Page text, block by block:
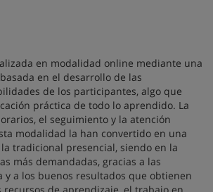
en modalidad online mediante una
en el desarrollo de las
de los participantes, algo que
práctica de todo lo aprendido. La
el seguimiento y la atención
modalidad la han convertido en una
tradicional presencial, siendo en la
más demandadas, gracias a las
y a los buenos resultados que obtienen
recursos de aprendizaje, el trabajo en